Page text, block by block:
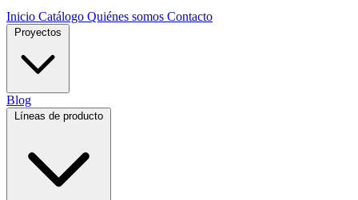
Inicio Catálogo Quiénes somos Contacto
Proyectos
Blog
Líneas de producto